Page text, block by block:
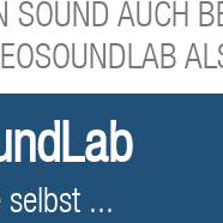
SOUND AUCH
selbst ...